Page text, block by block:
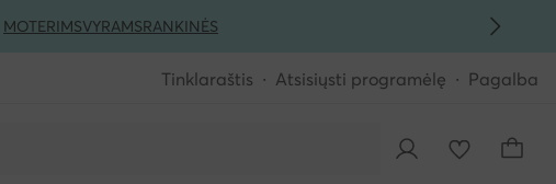
MOTERIMSVYRAMSRANKINĖS
Tinklaraštis Atsisiųsti programėlę Pagalba